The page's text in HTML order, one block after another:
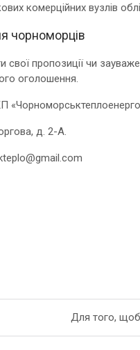
комерційних вузлів
чорноморців
пропозиції чи
оголошення.
д. 2-А.
Для того, щоб